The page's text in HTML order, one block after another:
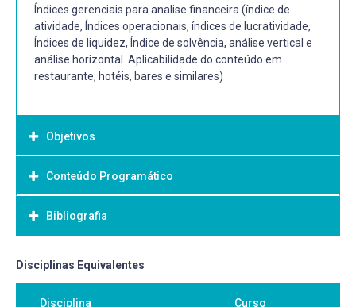
Índices gerenciais para analise financeira (índice de
atividade, Índices operacionais, índices de lucratividade,
Índices de liquidez, Índice de solvência, análise vertical e
análise horizontal. Aplicabilidade do conteúdo em
restaurante, hotéis, bares e similares)
Objetivos
Objetivo Geral:
Levar o aluno o conhecimento de informações básicas
sobre os conceitos da contabilidade hoteleira sua
administrativo, gerencial e decisorial, e simulando-o como
usuário da contabilidade e auxiliando-o na interpretação
Conteúdo Programático
1. Noções preliminares sobre contabilidade
2. Plano de Contas
4. Balancete/apuração do resultado
5. Balanço patrimonial
6. Demonstração do Resultado do Exercício
Bibliografia
Bibliografia Básica:
BRUNI, Adriano Leal. A administração de custos, preços e
lucros: com aplicações na HP12C e Excel . 4. ed. São Paulo:
Disciplinas Equivalentes
Disciplina Curso